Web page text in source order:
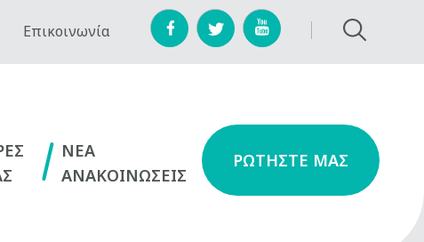
Επικοινωνία
NEA
ΑΝΑΚΟΙΝΩΣΕΙΣ
ΡΩΤΗΣΤΕ ΜΑΣ